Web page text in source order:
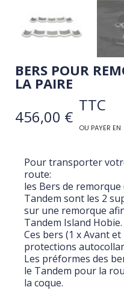
BERS POUR
LA PAIRE
456,00 €
TTC
OU PAYER EN
Pour transporter
route:
les Bers de
Tandem sont les 2
sur une remorque
Tandem Island Hobie.
Ces bers (1 x Avant
protections
Les préformes des
le Tandem pour la
la coque.